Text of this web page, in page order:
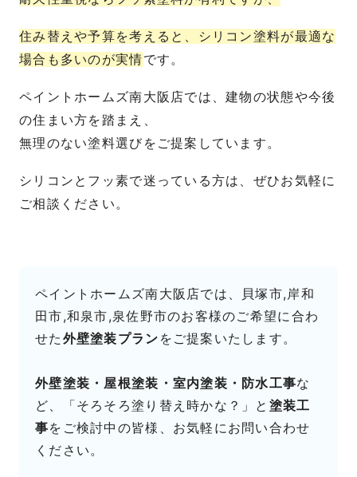
住み替えや予算を考えると、シリコン塗料が最適な
場合も多いのが実情です。
ペイントホームズ南大阪店では、建物の状態や今後
の住まい方を踏まえ、
無理のない塗料選びをご提案しています。
シリコンとフッ素で迷っている方は、ぜひお気軽に
ご相談ください。
ペイントホームズ南大阪店では、貝塚市,岸和
田市,和泉市,泉佐野市のお客様のご希望に合わ
せた 外壁塗装プラン をご提案いたします。
外壁塗装・屋根塗装・室内塗装・防水工事な
ど、「そろそろ塗り替え時かな？」と 塗装工
事をご検討中の皆様、お気軽にお問い合わせ
ください。